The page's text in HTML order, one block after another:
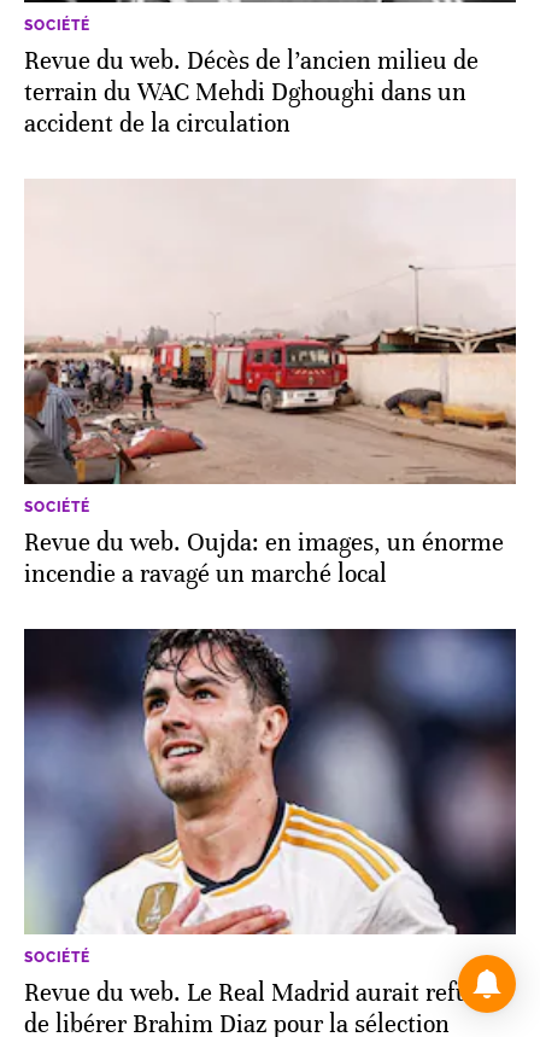
SOCIÉTÉ
Revue du web. Décès de l’ancien milieu de
terrain du WAC Mehdi Dghoughi dans un
accident de la circulation
SOCIÉTÉ
Revue du web. Oujda: en images, un énorme
incendie a ravagé un marché local
SOCIÉTÉ
Revue du web. Le Real Madrid aurait refusé
de libérer Brahim Diaz pour la sélection